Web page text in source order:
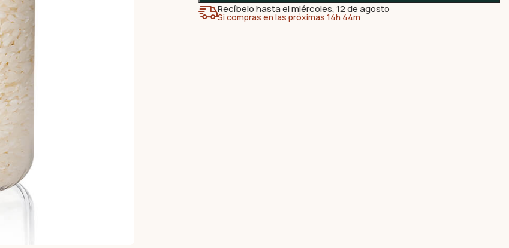
Recíbelo hasta el miércoles, 12 de agosto
Si compras en las próximas 14h 44m